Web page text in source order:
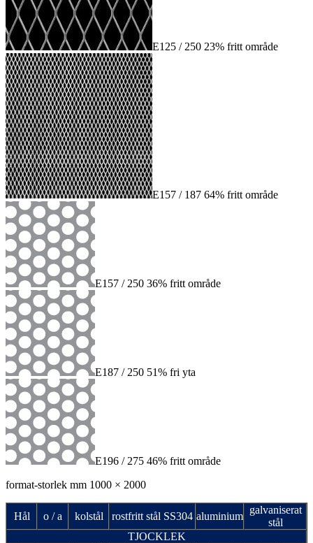
E125 / 250 23% fritt område
E157 / 187 64% fritt område
E157 / 250 36% fritt område
E187 / 250 51% fri yta
E196 / 275 46% fritt område
format-storlek mm 1000 × 2000
Hål o / a kolstål rostfritt stål SS304 aluminium
galvaniserat
stål
TJOCKLEK